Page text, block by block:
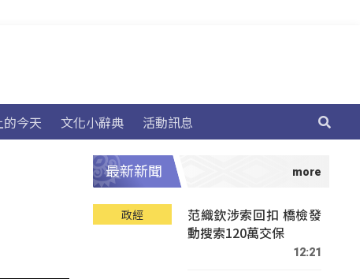
的今天 文化小辭典 活動訊息
最新新聞
政經
范織欽涉索回扣 橋檢發
動搜索120萬交保
12:21